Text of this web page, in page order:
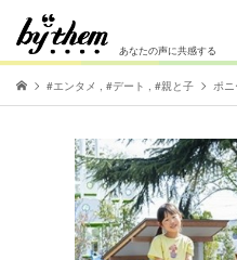
あなたの声に共感する
#エンタメ , #デート , #親と子 ポ